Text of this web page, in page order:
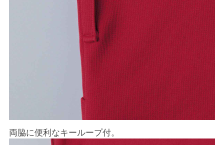
両脇に便利なキーループ付。